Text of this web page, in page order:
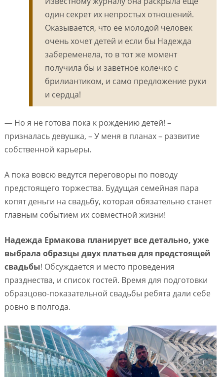
один секрет их непростых отношений.
Оказывается, что ее молодой человек
очень хочет детей и если бы Надежда
забеременела, то в тот же момент
получила бы и заветное колечко с
брилиантиком, и само предложение руки
и сердца!
— Но я не готова пока к рождению детей! –
призналась девушка, – У меня в планах – развитие
собственной карьеры.
А пока вовсю ведутся переговоры по поводу
предстоящего торжества. Будущая семейная пара
копят деньги на свадьбу, которая обязательно станет
главным событием их совместной жизни!
Надежда Ермакова планирует все детально, уже
выбрала образцы двух платьев для предстоящей
свадьбы! Обсуждается и место проведения
празднества, и список гостей. Время для подготовки
образцово-показательной свадьбы ребята дали себе
ровно в полгода.